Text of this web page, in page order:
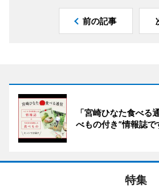
前の記事
「宮崎ひなた食べる
べもの付き”情報誌で
特集